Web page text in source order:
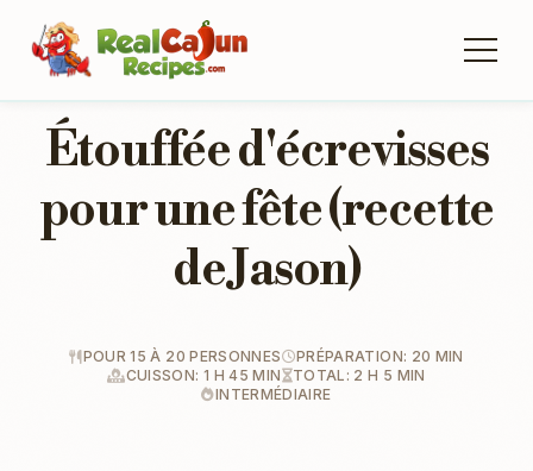
Étouffée d'écrevisses
pour une fête (recette
de Jason)
POUR 15 À 20 PERSONNES
PRÉPARATION: 20 MIN
CUISSON: 1 H 45 MIN
TOTAL: 2 H 5 MIN
INTERMÉDIAIRE